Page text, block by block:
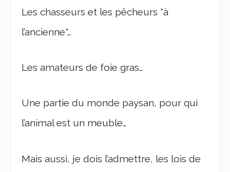
Les chasseurs et les pêcheurs "à
l’ancienne"…
Les amateurs de foie gras…
Une partie du monde paysan, pour qui
l’animal est un meuble…
Mais aussi, je dois l’admettre, les lois de